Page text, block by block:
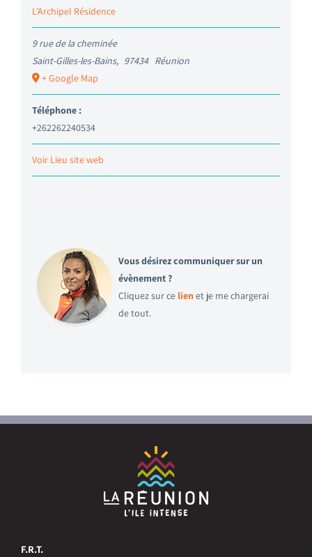
L’Archipel Résidence
9 rue de la cheminée
Saint-Gilles-les-Bains, 97434 Réunion
+ Google Map
Téléphone :
+262262240534
Voir Lieu site web
Vous désirez communiquer sur un
évènement ?
Cliquez sur ce lien et je me chargerai
de tout.
F.R.T.